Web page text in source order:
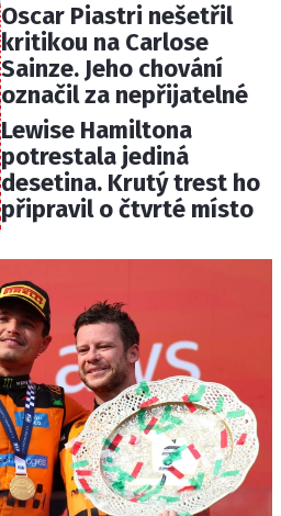
Oscar Piastri nešetřil
kritikou na Carlose
Sainze. Jeho chování
označil za nepřijatelné
Lewise Hamiltona
potrestala jediná
desetina. Krutý trest ho
připravil o čtvrté místo